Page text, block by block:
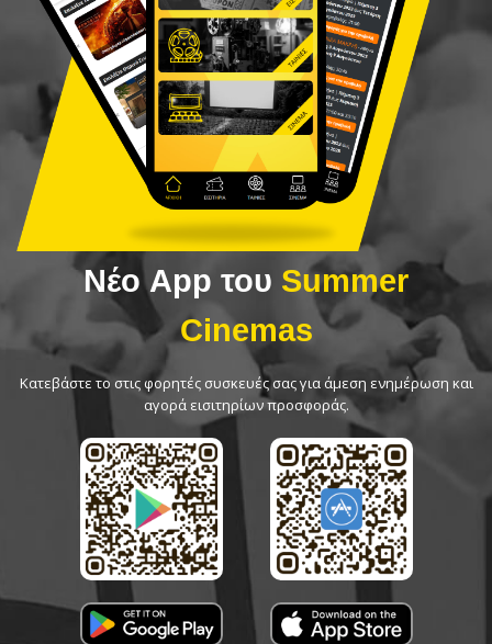
Νέο App του Summer
Cinemas
Κατεβάστε το στις φορητές συσκευές σας για άμεση ενημέρωση και
αγορά εισιτηρίων προσφοράς.